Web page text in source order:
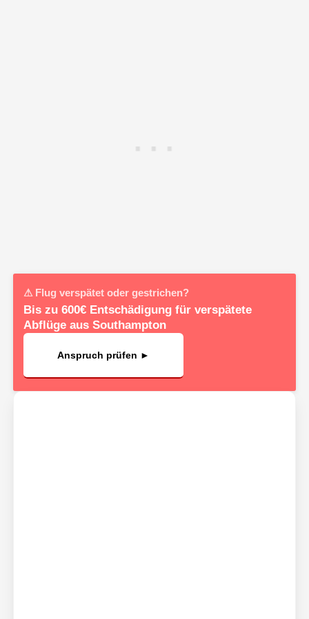
⚠ Flug verspätet oder gestrichen?
Bis zu 600€ Entschädigung für verspätete
Abflüge aus Southampton
Anspruch prüfen ►